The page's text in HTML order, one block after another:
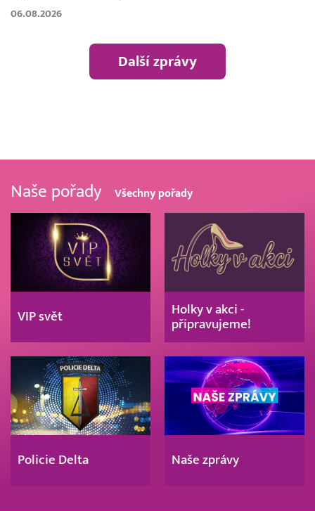
06.08.2026
Další zprávy
Naše pořady Všechny pořady
VIP svět
Holky v akci -
připravujeme!
Policie Delta Naše zprávy